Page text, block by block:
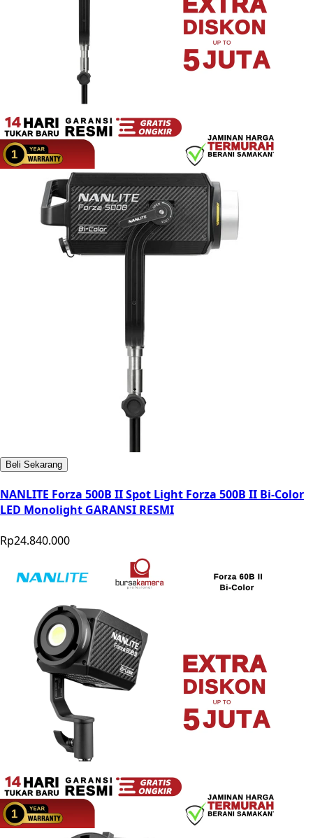
Beli Sekarang
NANLITE Forza 500B II Spot Light Forza 500B II Bi-Color
LED Monolight GARANSI RESMI
Rp24.840.000